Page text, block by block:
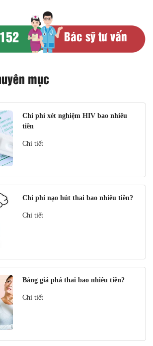
Bác sỹ tư vấn
mục
Chi phí xét nghiệm HIV bao nhiêu
tiền
Chi tiết
Chi phí nạo hút thai bao nhiêu tiền?
Chi tiết
Bảng giá phá thai bao nhiêu tiền?
Chi tiết